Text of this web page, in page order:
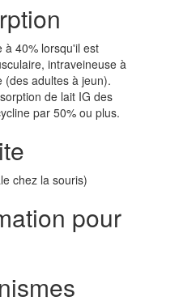
à 40% lorsqu'il est
intraveineuse à
(des adultes à jeun).
de lait IG des
par 50% ou plus.
chez la souris)
pour